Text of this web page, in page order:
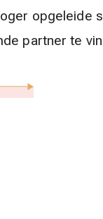
opgeleide
partner te